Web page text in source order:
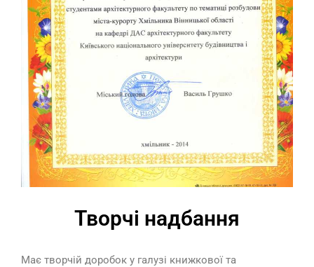
Творчі надбання
Має творчій доробок у галузі книжкової та